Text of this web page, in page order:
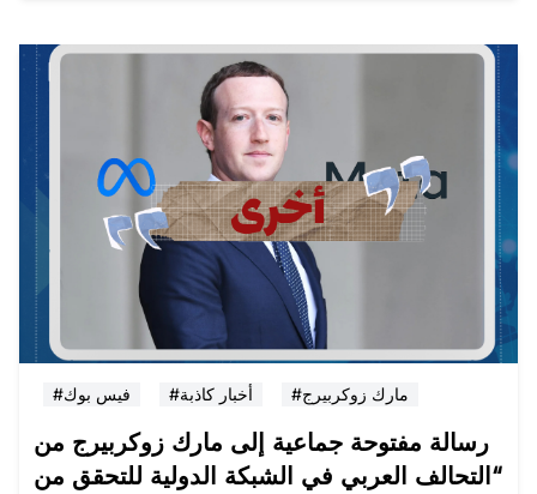
#فيس بوك #أخبار كاذبة #مارك زوكربيرج
رسالة مفتوحة جماعية إلى مارك زوكربيرج من
“التحالف العربي في الشبكة الدولية للتحقق من